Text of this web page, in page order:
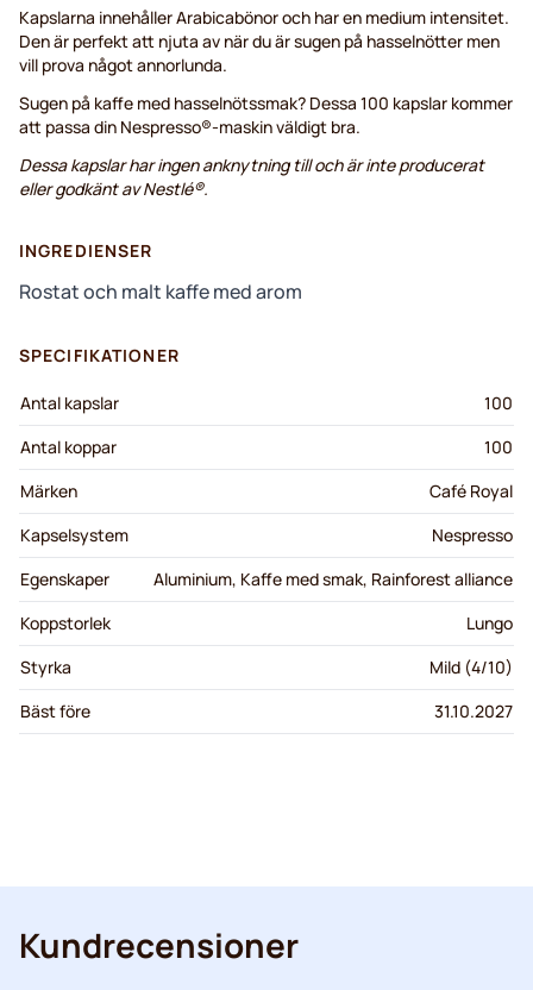
Kapslarna innehåller Arabicabönor och har en medium intensitet.
Den är perfekt att njuta av när du är sugen på hasselnötter men
vill prova något annorlunda.
Sugen på kaffe med hasselnötssmak? Dessa 100 kapslar kommer
att passa din Nespresso®-maskin väldigt bra.
Dessa kapslar har ingen anknytning till och är inte producerat
eller godkänt av Nestlé®.
INGREDIENSER
Rostat och malt kaffe med arom
SPECIFIKATIONER
Antal kapslar
100
Antal koppar
100
Märken
Café Royal
Kapselsystem
Nespresso
Egenskaper
Aluminium, Kaffe med smak, Rainforest alliance
Koppstorlek
Lungo
Styrka
Mild (4/10)
Bäst före
31.10.2027
Kundrecensioner